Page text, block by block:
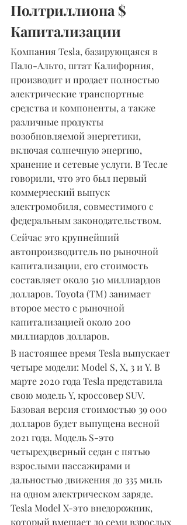
Полтриллиона $
Капитализации
Компания Tesla, базирующаяся в
Пало-Альто, штат Калифорния,
производит и продает полностью
электрические транспортные
средства и компоненты, а также
различные продукты
возобновляемой энергетики,
включая солнечную энергию,
хранение и сетевые услуги. В Тесле
говорили, что это был первый
коммерческий выпуск
электромобиля, совместимого с
федеральным законодательством.
Сейчас это крупнейший
автопроизводитель по рыночной
капитализации, его стоимость
составляет около 510 миллиардов
долларов. Toyota (TM) занимает
второе место с рыночной
капитализацией около 200
миллиардов долларов.
В настоящее время Tesla выпускает
четыре модели: Model S, X, 3 и Y. В
марте 2020 года Tesla представила
свою модель Y, кроссовер SUV.
Базовая версия стоимостью 39 000
долларов будет выпущена весной
2021 года. Модель S-это
четырехдверный седан с пятью
взрослыми пассажирами и
дальностью движения до 335 миль
на одном электрическом заряде.
Tesla Model X-это внедорожник,
который вмещает до семи взрослых